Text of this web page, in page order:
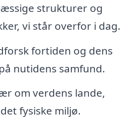
strukturer og
vi står overfor i dag.
fortiden og dens
nutidens samfund.
om verdens lande,
fysiske miljø.